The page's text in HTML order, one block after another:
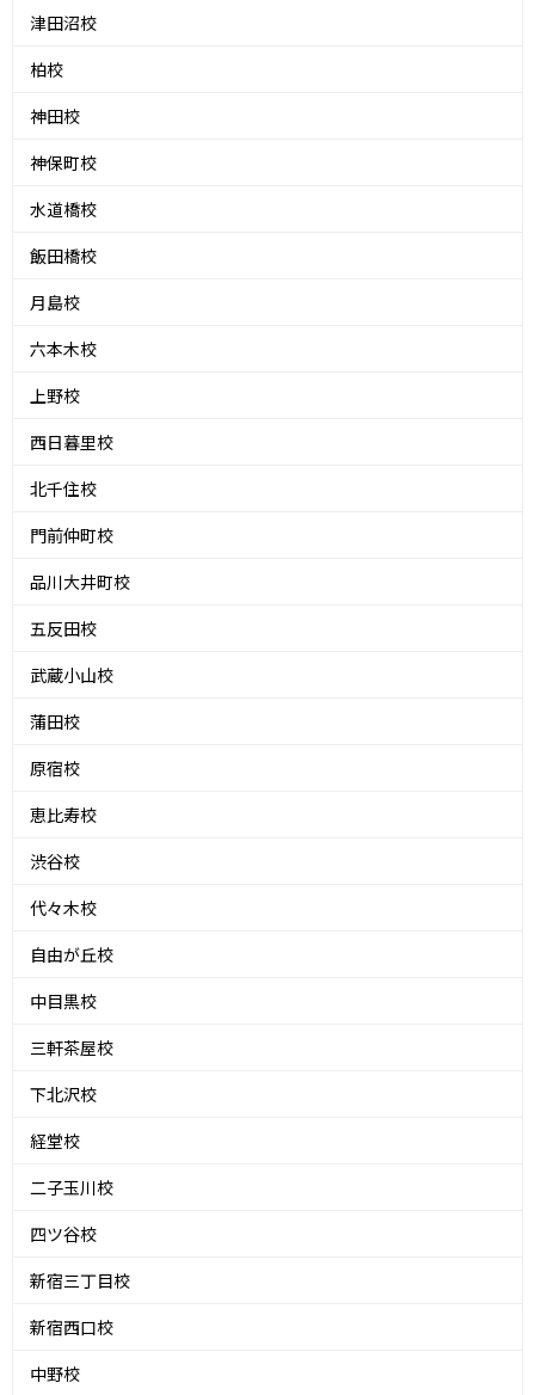
津田沼校
柏校
神田校
神保町校
水道橋校
飯田橋校
月島校
六本木校
上野校
西日暮里校
北千住校
門前仲町校
品川大井町校
五反田校
武蔵小山校
蒲田校
原宿校
恵比寿校
渋谷校
代々木校
自由が丘校
中目黒校
三軒茶屋校
下北沢校
経堂校
二子玉川校
四ツ谷校
新宿三丁目校
新宿西口校
中野校